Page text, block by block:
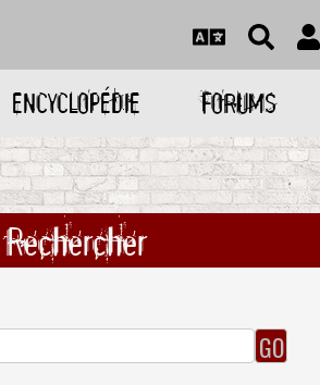
ENCYCLOPÉDIE FORUMS
Rechercher